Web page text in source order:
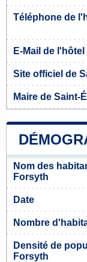
Téléphone de
E-Mail de
Site officiel de
Maire de Saint-
Nom des
Forsyth
Date
Nombre
Densité de
Forsyth